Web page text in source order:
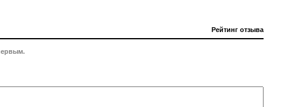
Рейтинг отзыва